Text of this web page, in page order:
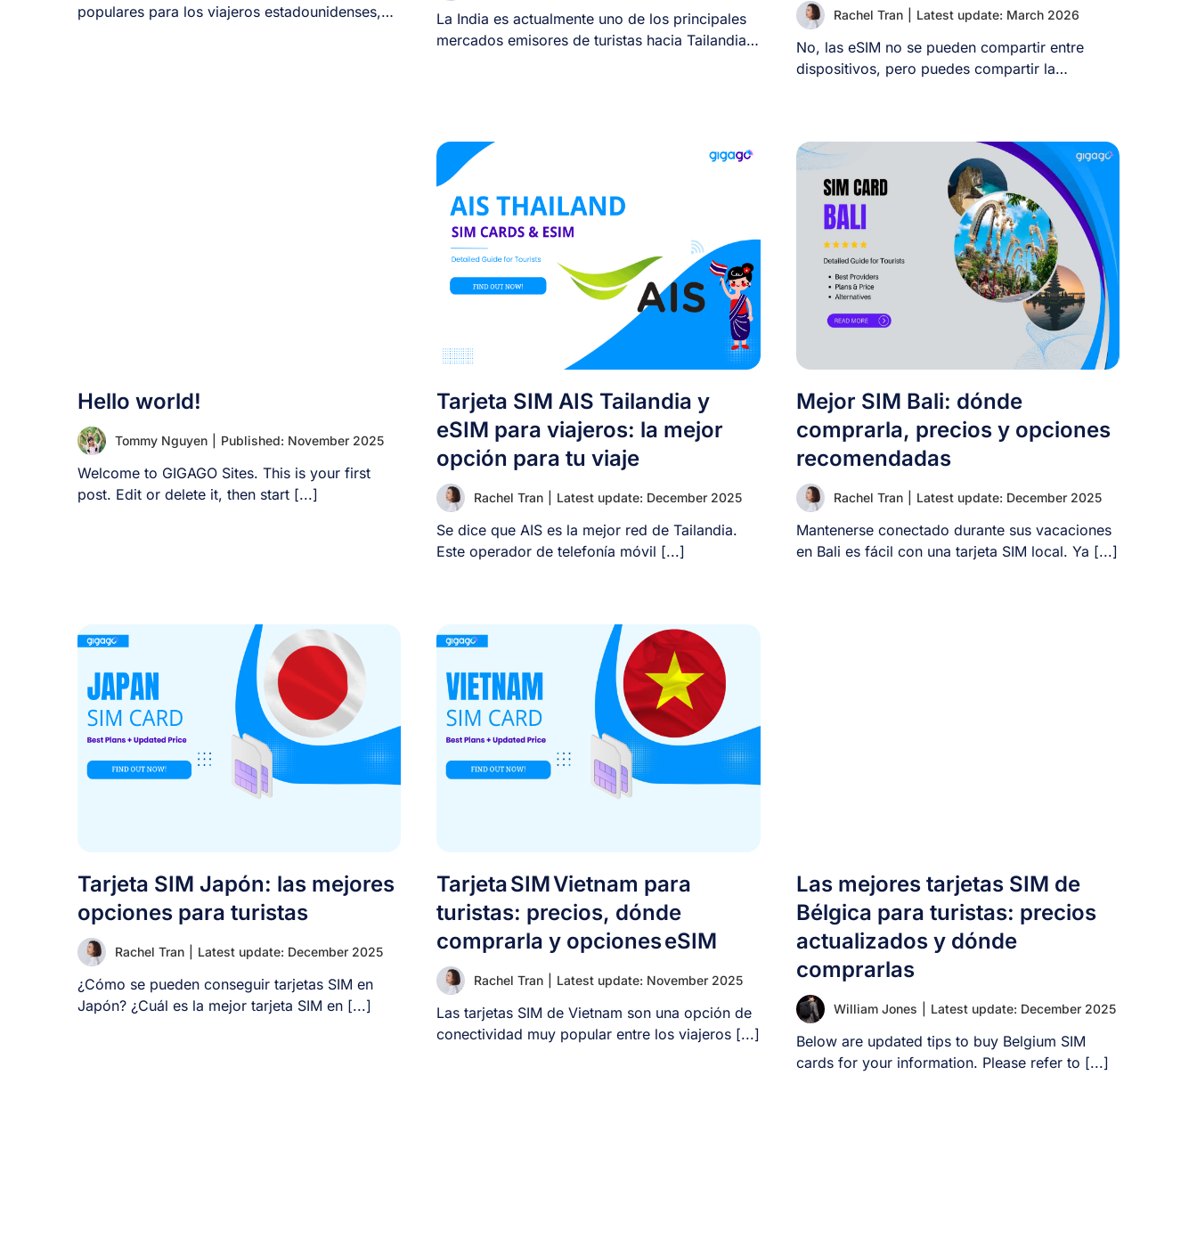
populares para los viajeros estadounidenses,
La India es actualmente uno de los principales
mercados emisores de turistas hacia Tailandia.
Rachel Tran Latest update: March 2026
No, las eSIM no se pueden compartir entre
dispositivos, pero puedes compartir la
Hello world!
Tommy Nguyen Published: November 2025
Welcome to GIGAGO Sites. This is your first
post. Edit or delete it, then start [...]
Tarjeta SIM AIS Tailandia y
eSIM para viajeros: la mejor
opción para tu viaje
Rachel Tran Latest update: December 2025
Se dice que AIS es la mejor red de Tailandia.
Este operador de telefonía móvil [...]
Mejor SIM Bali: dónde
comprarla, precios y opciones
recomendadas
Rachel Tran Latest update: December 2025
Mantenerse conectado durante sus vacaciones
en Bali es fácil con una tarjeta SIM local. Ya [...]
Tarjeta SIM Japón: las mejores
opciones para turistas
Rachel Tran Latest update: December 2025
¿Cómo se pueden conseguir tarjetas SIM en
Japón? ¿Cuál es la mejor tarjeta SIM en [...]
Tarjeta SIM Vietnam para
turistas: precios, dónde
comprarla y opciones eSIM
Rachel Tran Latest update: November 2025
Las tarjetas SIM de Vietnam son una opción de
conectividad muy popular entre los viajeros [...]
Las mejores tarjetas SIM de
Bélgica para turistas: precios
actualizados y dónde
comprarlas
William Jones Latest update: December 2025
Below are updated tips to buy Belgium SIM
cards for your information. Please refer to [...]